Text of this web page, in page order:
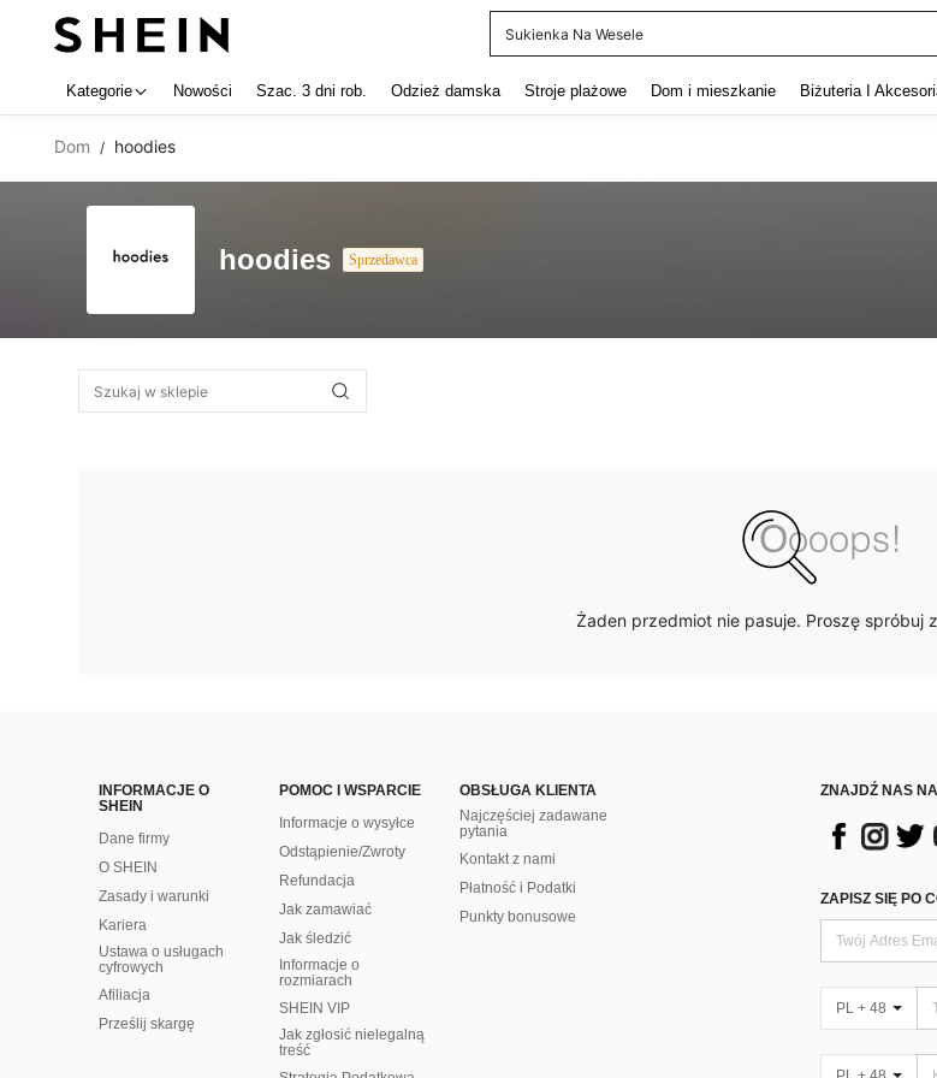
Sukienka Na Wesele
Kategorie Nowości Szac. 3 dni rob. Odzież damska Stroje plażowe Dom i mieszkanie Biżuteria I
Dom / hoodies
hoodies Sprzedawca
Żaden przedmiot nie pasuje. Proszę spróbuj
INFORMACJE O
SHEIN
Dane firmy
O SHEIN
Zasady i warunki
Kariera
Ustawa o usługach
cyfrowych
Afiliacja
Prześlij skargę
POMOC I WSPARCIE
Informacje o wysyłce
Odstąpienie/Zwroty
Refundacja
Jak zamawiać
Jak śledzić
Informacje o
rozmiarach
SHEIN VIP
Jak zgłosić nielegalną
treść
OBSŁUGA KLIENTA
Najczęściej zadawane
pytania
Kontakt z nami
Płatność i Podatki
Punkty bonusowe
ZNAJDŹ NAS NA
ZAPISZ SIĘ PO
PL + 48